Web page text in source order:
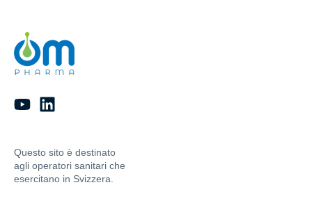
Questo sito è destinato
agli operatori sanitari che
esercitano in Svizzera.